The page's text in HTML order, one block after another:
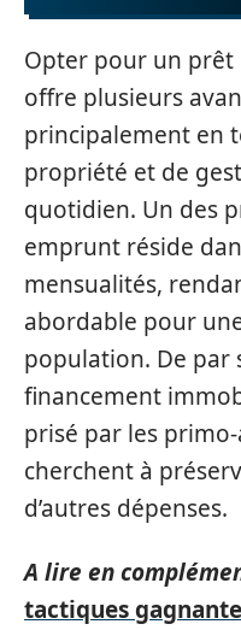
Opter pour un
offre plusieurs
principalement en
propriété et de
quotidien. Un des
emprunt réside
mensualités,
abordable pour
population. De par
financement
prisé par les
cherchent à
d’autres dépenses.
A lire en
tactiques